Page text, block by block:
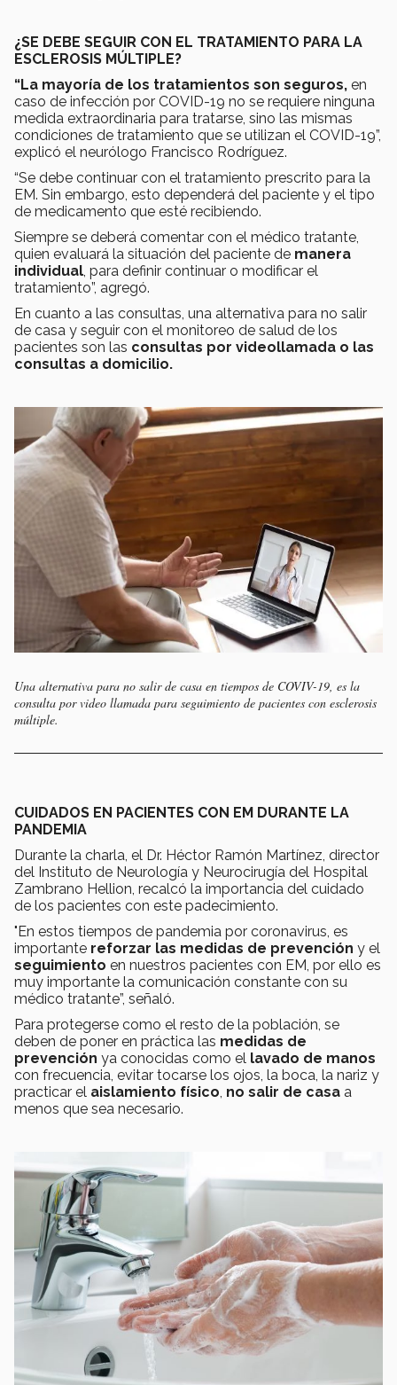
¿SE DEBE SEGUIR CON EL TRATAMIENTO PARA LA
ESCLEROSIS MÚLTIPLE?
“La mayoría de los tratamientos son seguros, en
caso de infección por COVID-19 no se requiere ninguna
medida extraordinaria para tratarse, sino las mismas
condiciones de tratamiento que se utilizan el COVID-19”,
explicó el neurólogo Francisco Rodríguez.
“Se debe continuar con el tratamiento prescrito para la
EM. Sin embargo, esto dependerá del paciente y el tipo
de medicamento que esté recibiendo.
Siempre se deberá comentar con el médico tratante,
quien evaluará la situación del paciente de manera
individual , para definir continuar o modificar el
tratamiento”, agregó.
En cuanto a las consultas, una alternativa para no salir
de casa y seguir con el monitoreo de salud de los
pacientes son las consultas por videollamada o las
consultas a domicilio.
Una alternativa para no salir de casa en tiempos de COVIV-19, es la
consulta por video llamada para seguimiento de pacientes con esclerosis
múltiple.
CUIDADOS EN PACIENTES CON EM DURANTE LA
PANDEMIA
Durante la charla, el Dr. Héctor Ramón Martínez, director
del Instituto de Neurología y Neurocirugía del Hospital
Zambrano Hellion, recalcó la importancia del cuidado
de los pacientes con este padecimiento.
"En estos tiempos de pandemia por coronavirus, es
importante reforzar las medidas de prevención y el
seguimiento en nuestros pacientes con EM, por ello es
muy importante la comunicación constante con su
médico tratante”, señaló.
Para protegerse como el resto de la población, se
deben de poner en práctica las medidas de
prevención ya conocidas como el lavado de manos
con frecuencia, evitar tocarse los ojos, la boca, la nariz y
practicar el aislamiento físico, no salir de casa a
menos que sea necesario.